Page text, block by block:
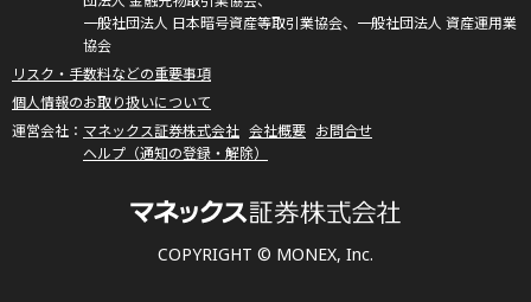
COPYRIGHT © MONEX, Inc.
一般社団法人 日本暗号資産等取引業協会、一般社団法人 資産運用業
協会
リスク・手数料などの重要事項
個人情報のお取り扱いについて
マネックス証券株式会社 会社概要 お問合せ
ヘルプ（通知の登録・解除）